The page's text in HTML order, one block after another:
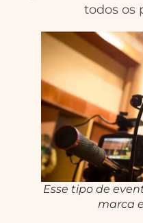
todos os
Esse tipo de
marca